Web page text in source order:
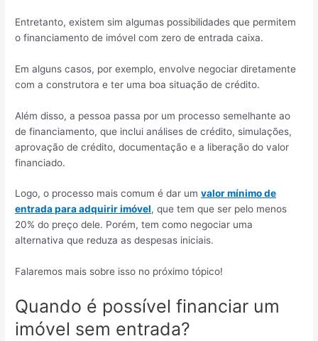
Entretanto, existem sim algumas possibilidades que permitem
o financiamento de imóvel com zero de entrada caixa.
Em alguns casos, por exemplo, envolve negociar diretamente
com a construtora e ter uma boa situação de crédito.
Além disso, a pessoa passa por um processo semelhante ao
de financiamento, que inclui análises de crédito, simulações,
aprovação de crédito, documentação e a liberação do valor
financiado.
Logo, o processo mais comum é dar umvalor mínimo de
entrada para adquirir imóvel, que tem que ser pelo menos
20% do preço dele. Porém, tem como negociar uma
alternativa que reduza as despesas iniciais.
Falaremos mais sobre isso no próximo tópico!
Quando é possível financiar um
imóvel sem entrada?